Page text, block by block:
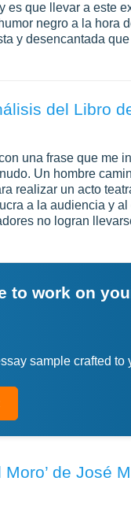
es que llevar a este
negro a la hora
y desencantada
del Libro
una frase que me
Un hombre
realizar un acto
a la audiencia y
no logran
to work on
sample crafted to
Moro’ de José